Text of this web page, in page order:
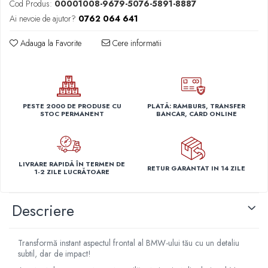
Capace r14 Opel
Capace r14 Seat
Capace r14 Toyota
Capace r14 Volvo
Capace r14 VW
Capace roti marimea 15'
Capace r15 Alfa Romeo
Capace r15 Audi
Capace r15 BMW
Capace r15 Dacia
Capace r15 Ford
Cod Produs: 00001008-9679-5076-5891-8887
Ai nevoie de ajutor? 0762 064 641
Adauga la Favorite Cere informatii
PESTE 2000 DE PRODUSE CU
STOC PERMANENT
PLATĂ: RAMBURS, TRANSFER
BANCAR, CARD ONLINE
LIVRARE RAPIDĂ ÎN TERMEN DE
1-2 ZILE LUCRĂTOARE
RETUR GARANTAT IN 14 ZILE
Descriere
Transformă instant aspectul frontal al BMW-ului tău cu un detaliu
subtil, dar de impact!